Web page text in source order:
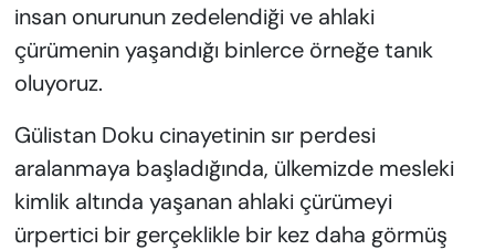
insan onurunun zedelendiği ve ahlaki
çürümenin yaşandığı binlerce örneğe tanık
oluyoruz.
Gülistan Doku cinayetinin sır perdesi
aralanmaya başladığında, ülkemizde mesleki
kimlik altında yaşanan ahlaki çürümeyi
ürpertici bir gerçeklikle bir kez daha görmüş